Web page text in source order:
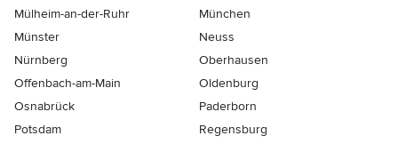
Mülheim-an-der-Ruhr
München
Münster
Neuss
Nürnberg
Oberhausen
Offenbach-am-Main
Oldenburg
Osnabrück
Paderborn
Potsdam
Regensburg